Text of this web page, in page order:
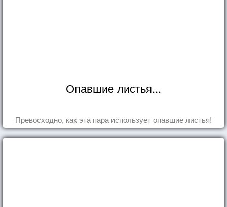
Опавшие листья...
Превосходно, как эта пара использует опавшие листья!